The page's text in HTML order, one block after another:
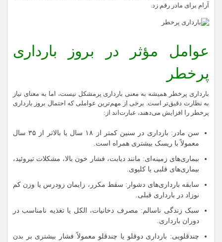
آرام برای مادر رقم زد.
عوامل مؤثر در بروز بارداری
پرخطر
بارداری پرخطر همیشه به معنی بارداری پرمشکل نیست، اما به معنای نیاز
به نظارت دقیق‌تر است. برخی از مهم‌ترین عواملی که احتمال بروز بارداری
پرخطر را افزایش می‌دهند، عبارت‌اند از:
سن مادر:
بارداری در سنین کمتر از ۱۸ سال یا بالاتر از ۳۵ سال
معمولاً با ریسک بیشتری همراه است.
بیماری‌های زمینه‌ای: مانند دیابت، فشار خون بالا، مشکلات تیروئید،
بیماری‌های قلبی یا کلیوی.
سابقه‌ بارداری‌های دشوار: سقط مکرر، زایمان زودرس یا وزن کم
نوزاد در بارداری قبلی.
سبک زندگی ناسالم: مصرف دخانیات، الکل یا تغذیه نامناسب در
دوران بارداری.
چندقلویی: بارداری دوقلو یا چندقلو معمولاً فشار بیشتری بر بدن